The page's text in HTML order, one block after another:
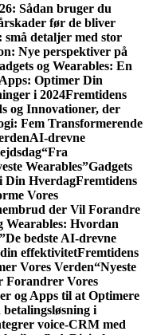
Sådan bruger du
før de bliver
små detaljer med stor
Nye perspektiver på
og Wearables: En
Optimer Din
i 2024Fremtidens
og Innovationer, der
Fem Transformerende
AI-drevne
“Fra
Wearables”Gadgets
Din HverdagFremtidens
Vores
der Vil Forandre
Wearables: Hvordan
De bedste AI-drevne
effektivitetFremtidens
Vores Verden“Nyeste
Forandrer Vores
og Apps til at Optimere
i
voice-CRM med